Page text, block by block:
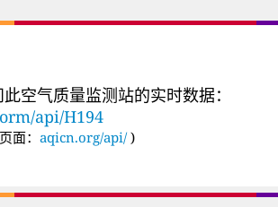
空气质量监测站的实时数据：
api/H194
面： aqicn.org/api/ )